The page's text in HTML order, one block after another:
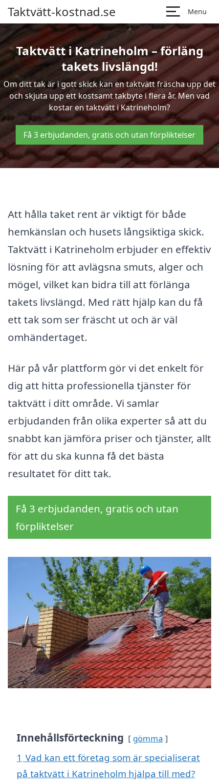
Taktvätt-kostnad.se Menu
Taktvätt i Katrineholm – förläng
takets livslängd!
Om ditt tak är i gott skick kan en taktvätt fräscha upp det
och skjuta upp ett kostsamt takbyte i flera år. Men vad
kostar en taktvätt i Katrineholm?
Få 3 erbjudanden, gratis och utan förpliktelser
Att hålla taket rent är viktigt för både
hemkänslan och husets långsiktiga skick.
Taktvätt i Katrineholm erbjuder en effektiv
lösning för att avlägsna smuts, alger och
mögel, vilket kan bidra till att förlänga
takets livslängd. Med rätt hjälp kan du få
ett tak som ser fräscht ut och är väl
omhändertaget.
Här på vår plattform gör vi det enkelt för
dig att hitta professionella tjänster för
taktvätt i ditt område. Vi samlar
erbjudanden från olika experter så att du
snabbt kan jämföra priser och tjänster, allt
för att du ska kunna få det bästa
resultatet för ditt tak.
Få 3 erbjudanden, gratis och utan
förpliktelser
Innehållsförteckning gömma
1 Vad kan ett företag som är specialiserat
på taktvätt i Katrineholm hjälpa till med?